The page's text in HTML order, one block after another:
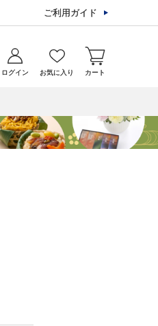
ご利用ガイド
ログイン お気に入り カート